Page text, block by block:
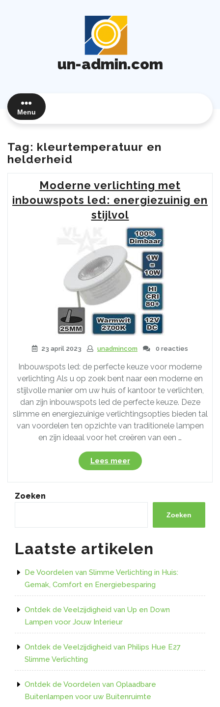
un-admin.com
Menu
Tag: kleurtemperatuur en
helderheid
Moderne verlichting met
inbouwspots led: energiezuinig en
stijlvol
23 april 2023 unadmincom 0 reacties
Inbouwspots led: de perfecte keuze voor moderne
verlichting Als u op zoek bent naar een moderne en
stijlvolle manier om uw huis of kantoor te verlichten,
dan zijn inbouwspots led de perfecte keuze. Deze
slimme en energiezuinige verlichtingsopties bieden tal
van voordelen ten opzichte van traditionele lampen
en zijn ideaal voor het creëren van een …
Lees meer“Moderne
verlichting
met
led:
energiezuinig
en
Zoeken
Zoeken
Laatste artikelen
De Voordelen van Slimme Verlichting in Huis:
Gemak, Comfort en Energiebesparing
Ontdek de Veelzijdigheid van Up en Down
Lampen voor Jouw Interieur
Ontdek de Veelzijdigheid van Philips Hue E27
Slimme Verlichting
Ontdek de Voordelen van Oplaadbare
Buitenlampen voor uw Buitenruimte